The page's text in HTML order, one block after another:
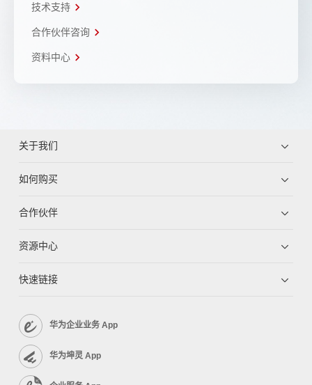
技术支持
合作伙伴咨询
资料中心
关于我们
如何购买
合作伙伴
资源中心
快速链接
华为企业业务 App
华为坤灵 App